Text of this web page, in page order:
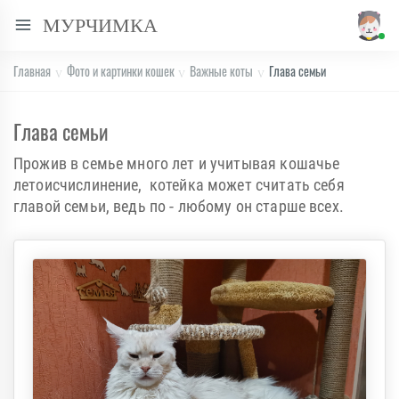
МУРЧИМКА
Главная Фото и картинки кошек Важные коты Глава семьи
Глава семьи
Прожив в семье много лет и учитывая кошачье
летоисчислинение, котейка может считать себя
главой семьи, ведь по - любому он старше всех.